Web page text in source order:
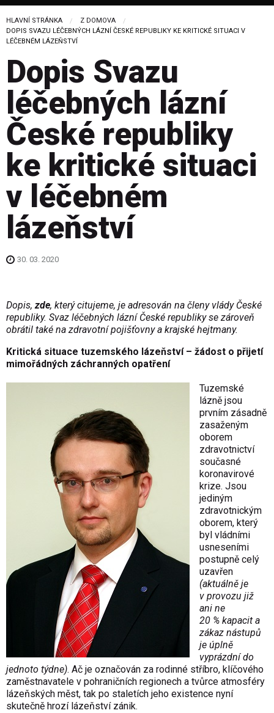
HLAVNÍ STRÁNKA
Z DOMOVA
CURRENT:
DOPIS SVAZU LÉČEBNÝCH LÁZNÍ ČESKÉ REPUBLIKY KE KRITICKÉ SITUACI V
LÉČEBNÉM LÁZEŇSTVÍ
Dopis Svazu
léčebných lázní
České republiky
ke kritické situaci
v léčebném
lázeňství
30. 03. 2020
Dopis,zde, který citujeme, je adresován na členy vlády České
republiky. Svaz léčebných lázní České republiky se zároveň
obrátil také na zdravotní pojišťovny a krajské hejtmany.
Kritická situace tuzemského lázeňství – žádost o přijetí
mimořádných záchranných opatření
Tuzemské
lázně jsou
prvním zásadně
zasaženým
oborem
zdravotnictví
současné
koronavirové
krize. Jsou
jediným
zdravotnickým
oborem, který
byl vládními
usneseními
postupně celý
uzavřen
(aktuálně je
v provozu již
ani ne
20 % kapacit a
zákaz nástupů
je úplně
vyprázdní do
jednoto týdne). Ač je označován za rodinné stříbro, klíčového
zaměstnavatele v pohraničních regionech a tvůrce atmosféry
lázeňských měst, tak po staletích jeho existence nyní
skutečně hrozí lázeňství zánik.